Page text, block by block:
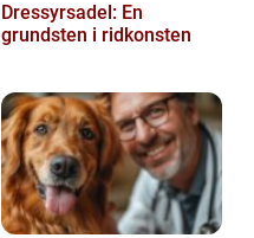
Dressyrsadel: En
grundsten i ridkonsten